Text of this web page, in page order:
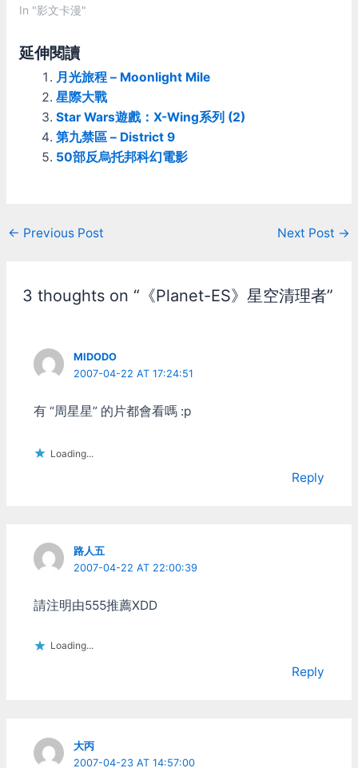
In "影文卡漫"
延伸閱讀
月光旅程 – Moonlight Mile
星際大戰
Star Wars遊戲：X-Wing系列 (2)
第九禁區 – District 9
50部反烏托邦科幻電影
Post
← Previous Post Next Post →
3 thoughts on “《Planet-ES》星空清理者”
MIDODO
2007-04-22 AT 17:24:51
有 “周星星” 的片都會看嗎 :p
Loading...
Reply
路人五
2007-04-22 AT 22:00:39
請注明由555推薦XDD
Loading...
Reply
大丙
2007-04-23 AT 14:57:00